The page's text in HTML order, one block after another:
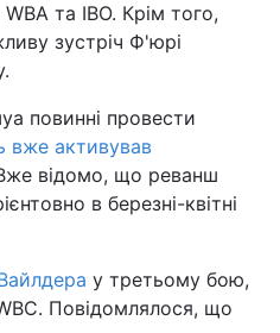
та IBO. Крім того,
зустріч Ф'юрі
повинні провести
вже активував
відомо, що реванш
в березні-квітні
у третьому бою,
Повідомлялося, що